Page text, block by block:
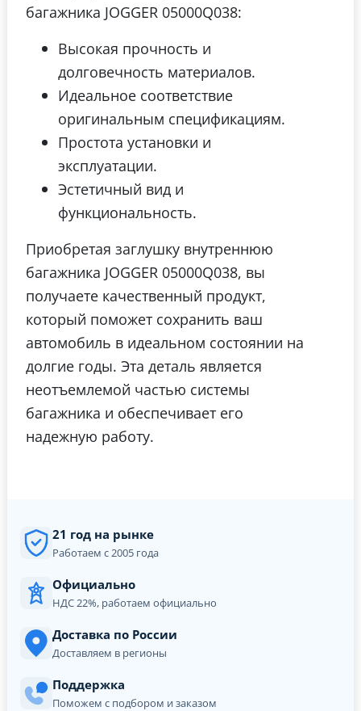
багажника JOGGER 05000Q038:
Высокая прочность и
долговечность материалов.
Идеальное соответствие
оригинальным спецификациям.
Простота установки и
эксплуатации.
Эстетичный вид и
функциональность.
Приобретая заглушку внутреннюю
багажника JOGGER 05000Q038, вы
получаете качественный продукт,
который поможет сохранить ваш
автомобиль в идеальном состоянии на
долгие годы. Эта деталь является
неотъемлемой частью системы
багажника и обеспечивает его
надежную работу.
21 год на рынке
Работаем с 2005 года
Официально
НДС 22%, работаем официально
Доставка по России
Доставляем в регионы
Поддержка
Поможем с подбором и заказом